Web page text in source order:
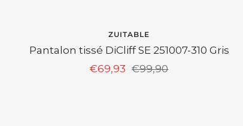
ZUITABLE
Pantalon tissé DiCliff SE 251007-310 Gris
Prix
€69,93 Prix
€99,90